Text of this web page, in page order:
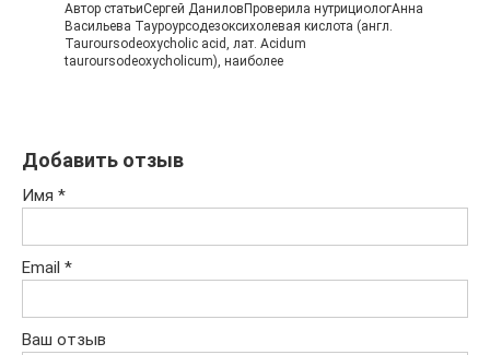
Автор статьиСергей ДаниловПроверила нутрициологАнна
Васильева Тауроурсодезоксихолевая кислота (англ.
Tauroursodeoxycholic acid, лат. Acidum
tauroursodeoxycholicum), наиболее
Добавить отзыв
Имя *
Email *
Ваш отзыв